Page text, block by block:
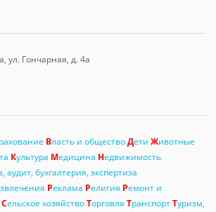
ул. Гончарная, д. 4а
Власть и обществоДети Животные
Культура Медицина Недвижимость
аудит, бухгалтерия, экспертиза
Реклама Религия Ремонт и
Сельское хозяйствоТорговля ТранспортТуризм,